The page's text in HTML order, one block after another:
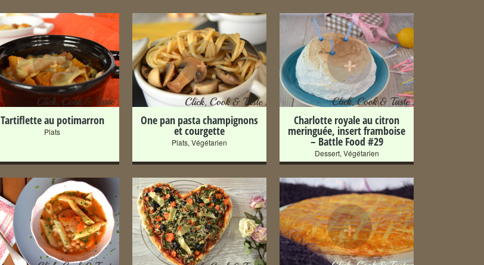
+
Tartiflette au potimarron
Plats
+
One pan pasta champignons
et courgette
Plats, Végétarien
+
Charlotte royale au citron
meringuée, insert framboise
– Battle Food #29
Dessert, Végétarien
+ + +